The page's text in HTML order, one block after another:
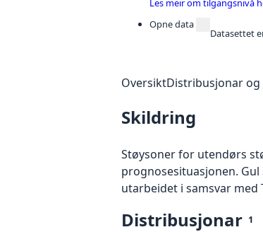
Opne data
Datasettet
OversiktDistribusjonar og
Skildring
Støysoner for utendørs
prognosesituasjonen. Gul
utarbeidet i samsvar med
Distribusjonar 1